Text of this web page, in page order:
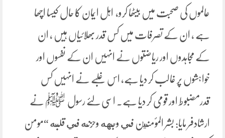
عالموں کی صحبت میں بیٹھا کرو، اہل ایمان کا حال کیسا اچھا
ہے ، ان کے تصرفات میں کس قدر بھلائیاں ہیں ، ان
کے مجاہدوں اور ریاضتوں نے انہیں ان کے نفسوں اور
خواہشوں پر غالب کر دیا ہے، اس غلبے نے انہیں کس
قدرمضبوط اور قومی کر دیا ہے۔ اسی لئے رسول ﷺ نے
ارشادفر مایا: بشر المؤمنين في وجهه وحزنه في قلبه “مومن